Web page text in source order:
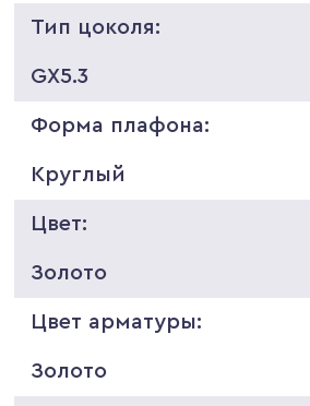
Тип цоколя:
GX5.3
Форма плафона:
Круглый
Цвет:
Золото
Цвет арматуры:
Золото